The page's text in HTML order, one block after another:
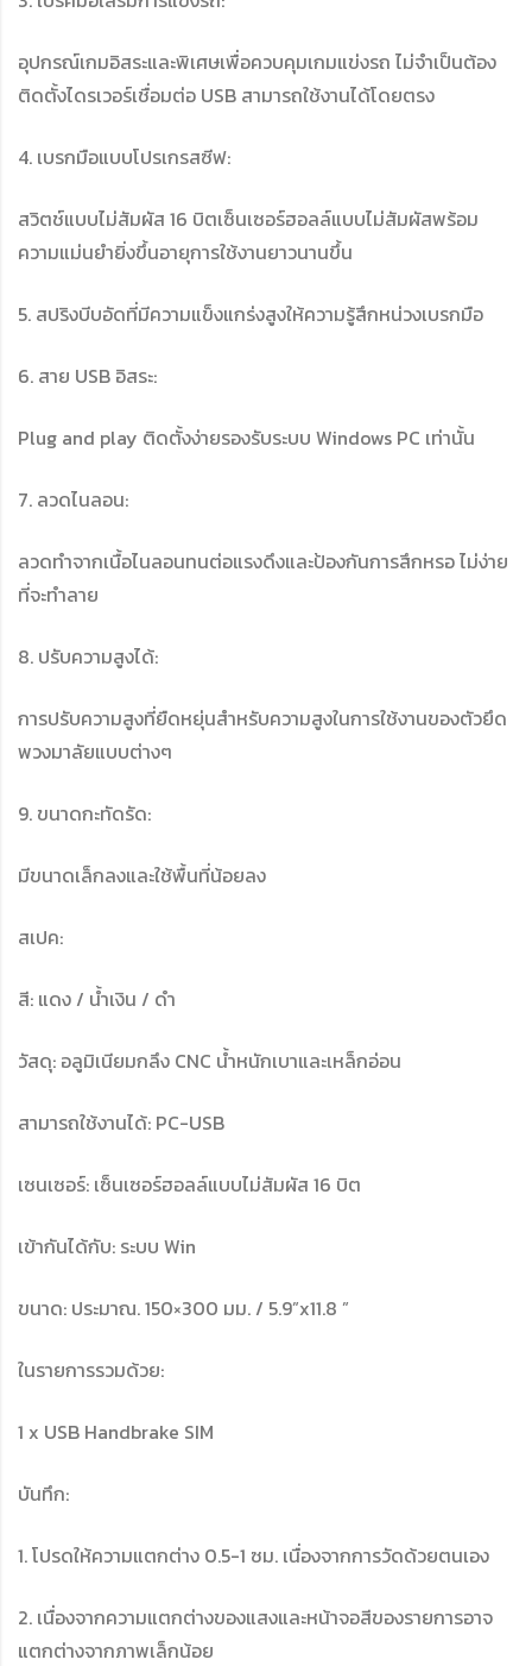
อุปกรณ์เกมอิสระและพิเศษเพื่อควบคุมเกมแข่งรถ ไม่จำเป็นต้อง
ติดตั้งไดรเวอร์เชื่อมต่อ USB สามารถใช้งานได้โดยตรง
4. เบรกมือแบบโปรเกรสซีฟ:
สวิตช์แบบไม่สัมผัส 16 บิตเซ็นเซอร์ฮอลล์แบบไม่สัมผัสพร้อม
ความแม่นยำยิ่งขึ้นอายุการใช้งานยาวนานขึ้น
5. สปริงบีบอัดที่มีความแข็งแกร่งสูงให้ความรู้สึกหน่วงเบรกมือ
6. สาย USB อิสระ:
Plug and play ติดตั้งง่ายรองรับระบบ Windows PC เท่านั้น
7. ลวดไนลอน:
ลวดทำจากเนื้อไนลอนทนต่อแรงดึงและป้องกันการสึกหรอ ไม่ง่าย
ที่จะทำลาย
8. ปรับความสูงได้:
การปรับความสูงที่ยืดหยุ่นสำหรับความสูงในการใช้งานของตัวยึด
พวงมาลัยแบบต่างๆ
9. ขนาดกะทัดรัด:
มีขนาดเล็กลงและใช้พื้นที่น้อยลง
สเปค:
สี: แดง / น้ำเงิน / ดำ
วัสดุ: อลูมิเนียมกลึง CNC น้ำหนักเบาและเหล็กอ่อน
สามารถใช้งานได้: PC-USB
เซนเซอร์: เซ็นเซอร์ฮอลล์แบบไม่สัมผัส 16 บิต
เข้ากันได้กับ: ระบบ Win
ขนาด: ประมาณ. 150×300 มม. / 5.9”x11.8 ”
ในรายการรวมด้วย:
1 x USB Handbrake SIM
บันทึก:
1. โปรดให้ความแตกต่าง 0.5-1 ซม. เนื่องจากการวัดด้วยตนเอง
2. เนื่องจากความแตกต่างของแสงและหน้าจอสีของรายการอาจ
แตกต่างจากภาพเล็กน้อย